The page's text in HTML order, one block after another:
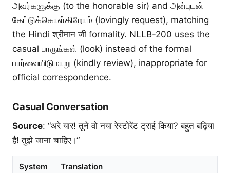
அவர்களுக்கு (to the honorable sir) and அன்புடன்
கேட்டுக்கொள்கிறோம் (lovingly request), matching
the Hindi श्रीमान जी formality. NLLB-200 uses the
casual பாருங்கள் (look) instead of the formal
பார்வையிடுமாறு (kindly review), inappropriate for
official correspondence.
Casual Conversation
Source: “अरे यार! तूने वो नया रेस्टोरेंट ट्राई किया? बहुत बढ़िया
है! तुझे जाना चाहिए।“
System Translation